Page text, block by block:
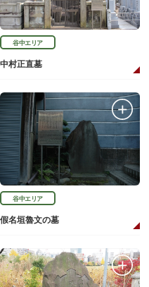
谷中エリア
中村正直墓
谷中エリア
假名垣魯文の墓